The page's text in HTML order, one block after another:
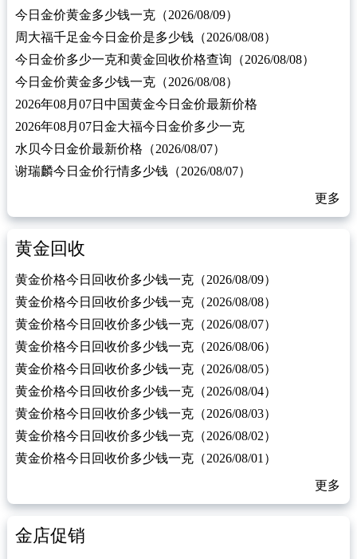
今日金价黄金多少钱一克（2026/08/09）
周大福千足金今日金价是多少钱（2026/08/08）
今日金价多少一克和黄金回收价格查询（2026/08/08）
今日金价黄金多少钱一克（2026/08/08）
2026年08月07日中国黄金今日金价最新价格
2026年08月07日金大福今日金价多少一克
水贝今日金价最新价格（2026/08/07）
谢瑞麟今日金价行情多少钱（2026/08/07）
更多
黄金回收
黄金价格今日回收价多少钱一克（2026/08/09）
黄金价格今日回收价多少钱一克（2026/08/08）
黄金价格今日回收价多少钱一克（2026/08/07）
黄金价格今日回收价多少钱一克（2026/08/06）
黄金价格今日回收价多少钱一克（2026/08/05）
黄金价格今日回收价多少钱一克（2026/08/04）
黄金价格今日回收价多少钱一克（2026/08/03）
黄金价格今日回收价多少钱一克（2026/08/02）
黄金价格今日回收价多少钱一克（2026/08/01）
更多
金店促销